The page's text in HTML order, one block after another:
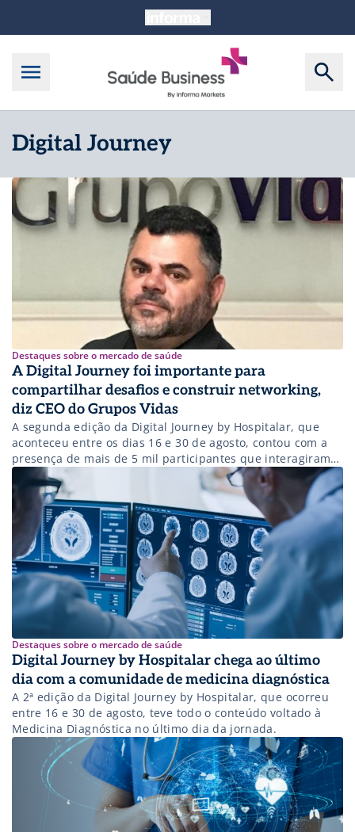
Digital Journey
Destaques sobre o mercado de saúde
A Digital Journey foi importante para
compartilhar desafios e construir networking,
diz CEO do Grupos Vidas
A segunda edição da Digital Journey by Hospitalar, que
aconteceu entre os dias 16 e 30 de agosto, contou com a
presença de mais de 5 mil participantes que interagiram
na plataforma de conexão Hospitalar Hub. O evento que
aconteceu no formato online por conta da pandemia do
coronavírus abordou temas relevantes e atuais dentro […]
Destaques sobre o mercado de saúde
Digital Journey by Hospitalar chega ao último
dia com a comunidade de medicina diagnóstica
A 2ª edição da Digital Journey by Hospitalar, que ocorreu
entre 16 e 30 de agosto, teve todo o conteúdo voltado à
Medicina Diagnóstica no último dia da jornada.